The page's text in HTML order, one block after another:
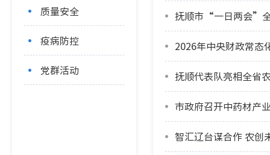
质量安全
疫病防控
党群活动
抚顺市“一日两会”
2026年中央财政常态
抚顺代表队亮相全省
市政府召开中药材产
智汇辽台谋合作 农创